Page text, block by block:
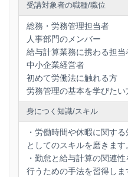
受講対象者の職種/職位
総務・労務管理担当者
人事部門のメンバー
給与計算業務に携わる担当
中小企業経営者
初めて労働法に触れる方
労務管理の基本を学びたい
身につく知識/スキル
・労働時間や休暇に関す
としてのスキルを磨きます
・勤怠と給与計算の関連
行うための手法を習得しま